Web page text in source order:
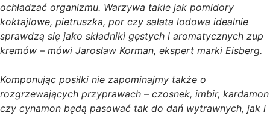
ochładzać organizmu. Warzywa takie jak pomidory
koktajlowe, pietruszka, por czy sałata lodowa idealnie
sprawdzą się jako składniki gęstych i aromatycznych zup
kremów – mówi Jarosław Korman, ekspert marki Eisberg.
Komponując posiłki nie zapominajmy także o
rozgrzewających przyprawach – czosnek, imbir, kardamon
czy cynamon będą pasować tak do dań wytrawnych, jak i